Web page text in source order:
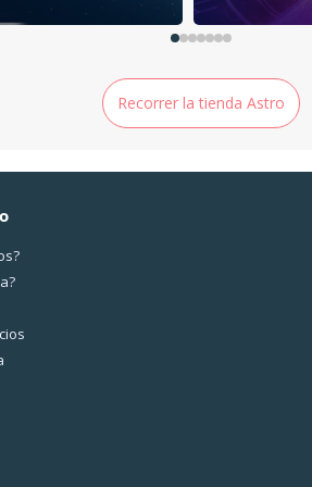
Recorrer la tienda Astro